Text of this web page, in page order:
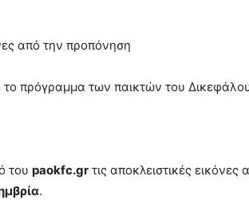
από την προπόνηση
πρόγραμμα των παικτών του
του paokfc.gr τις αποκλειστικές
.